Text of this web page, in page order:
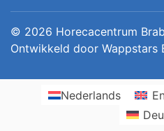
© 2026 Horecacentrum
Ontwikkeld door Wappstars
Nederlands